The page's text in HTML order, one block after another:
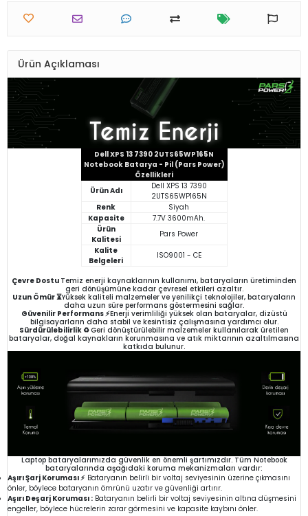
Ürün Açıklaması
Dell XPS 13 7390 2UTS65WP165N
Notebook Batarya - Pil (Pars Power)
Özellikleri
Ürün Adı
Dell XPS 13 7390
2UTS65WP165N
Renk
Siyah
Kapasite
7.7V 3600mAh.
Ürün
Kalitesi
Pars Power
Kalite
Belgeleri
ISO9001 - CE
Çevre Dostu Temiz enerji kaynaklarının kullanımı, bataryaların üretiminden
geri dönüşümüne kadar çevresel etkileri azaltır.
Uzun Ömür ⏳Yüksek kaliteli malzemeler ve yenilikçi teknolojiler, bataryaların
daha uzun süre performans göstermesini sağlar.
Güvenilir Performans ⚡Enerji verimliliği yüksek olan bataryalar, dizüstü
bilgisayarların daha stabil ve kesintisiz çalışmasına yardımcı olur.
Sürdürülebilirlik ♻️Geri dönüştürülebilir malzemeler kullanılarak üretilen
bataryalar, doğal kaynakların korunmasına ve atık miktarının azaltılmasına
katkıda bulunur.
Laptop bataryalarımızda güvenlik en önemli şartımızdır. Tüm Notebook
bataryalarında aşağıdaki koruma mekanizmaları vardır:
Aşırı Şarj Koruması ⚡ Bataryanın belirli bir voltaj seviyesinin üzerine çıkmasını
önler, böylece bataryanın ömrünü uzatır ve güvenliği artırır.
Aşırı Deşarj Koruması : Bataryanın belirli bir voltaj seviyesinin altına düşmesini
engeller, böylece hücrelerin zarar görmesini ve kapasite kaybını önler.